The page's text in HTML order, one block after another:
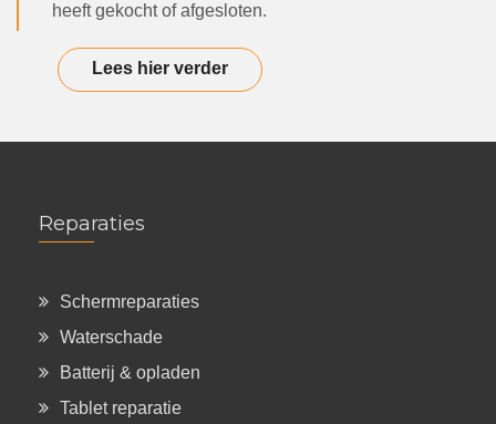
heeft gekocht of afgesloten.
Lees hier verder
Reparaties
Schermreparaties
Waterschade
Batterij & opladen
Tablet reparatie